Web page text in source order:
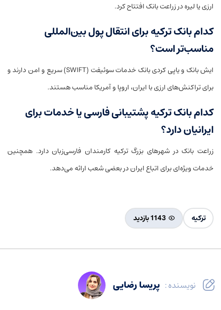
ارزی یا لیره در زراعت بانک افتتاح کرد.
کدام بانک ترکیه برای انتقال پول بین‌المللی
مناسب‌تر است؟
ایش بانک و یاپی کردی بانک خدمات سوئیفت (SWIFT) سریع و امن دارند و
برای تراکنش‌های ارزی با ایران، اروپا و آمریکا مناسب هستند.
کدام بانک ترکیه پشتیبانی فارسی یا خدمات برای
ایرانیان دارد؟
زراعت بانک در شهرهای بزرگ ترکیه کارمندان فارسی‌زبان دارد. همچنین
خدمات ویژه‌ای برای اتباع ایران در بعضی شعب ارائه می‌دهد.
ترکیه 1143 بازدید
نویسنده : پریسا رضایی